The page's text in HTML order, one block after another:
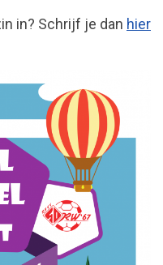
in? Schrijf je dan hier